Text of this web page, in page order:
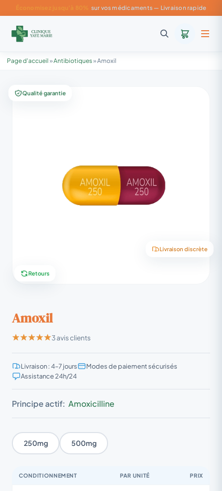
Économisez jusqu'à 80% sur vos médicaments — Livraison rapide
Page d'accueil »Antibiotiques»Amoxil
Qualité garantie
Livraison discrète
Retours
Amoxil
3 avis clients
Livraison : 4–7 jours
Modes de paiement sécurisés
Assistance 24h/24
Principe actif: Amoxicilline
250mg 500mg
CONDITIONNEMENT PAR UNITÉ PRIX